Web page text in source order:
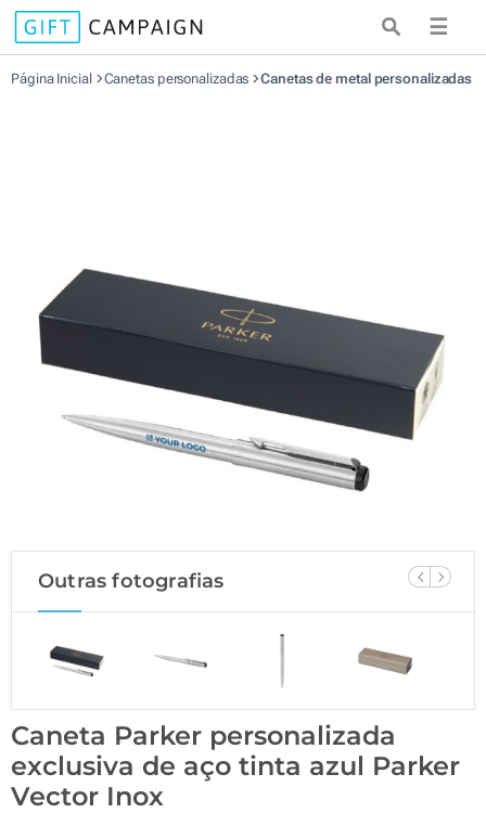
☰
Página Inicial Canetas personalizadas Canetas de metal personalizadas
Outras fotografias
Caneta Parker personalizada
exclusiva de aço tinta azul Parker
Vector Inox